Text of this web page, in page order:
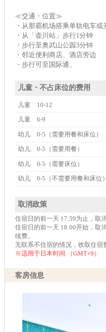
≪交通・位置≫
・从那霸机场搭乘单轨电车或
・从「壶川站」步行1分钟
・步行至奥武山公园3分钟
・邻近便利商店、酒店旁边
・步行可至国际通。
儿童・不占床位的费用
儿童 10-12
儿童 6-9
幼儿 0-5（需要用餐和床位）
幼儿 0-5（需要用餐）
幼儿 0-5（需要床位）
幼儿 0-5（不需要用餐和床位）
取消政策
住宿日的前一天 17:59为止，取
住宿日的前一天 18:00开始，取
续费。
无联系不住宿的情况，收取住宿
※适用于日本时间 （GMT+9）
客房信息